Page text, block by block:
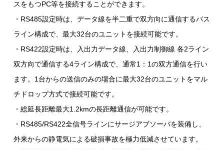
スをもつPC等を接続することができます。
・RS485設定時は、データ線を半二重で双方向に通信するバス
ライン構成で、最大32台のユニットを接続可能です。
・RS422設定時は、入出力データ線、入出力制御線 各2ライン
双方向で通信する4ライン構成で、通常1：1の双方通信を行い
ます。1台からの送信のみの場合に最大32台のユニットをマル
チドロップ方式で接続可能です。
・総延長距離最大1.2kmの長距離通信が可能です。
・RS485/RS422全信号ラインにサージアブソーバを装備し、
外来からの静電気による破損事故を極力低減させています。